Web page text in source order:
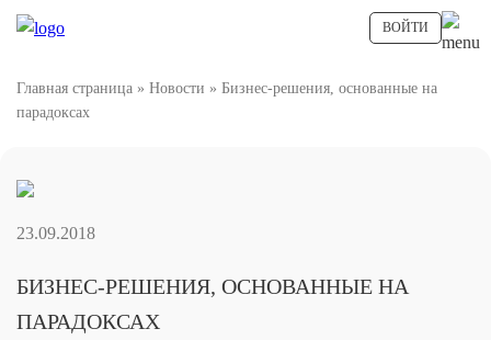
ВОЙТИ
Главная страница » Новости » Бизнес-решения, основанные на
парадоксах
23.09.2018
БИЗНЕС-РЕШЕНИЯ, ОСНОВАННЫЕ НА
ПАРАДОКСАХ